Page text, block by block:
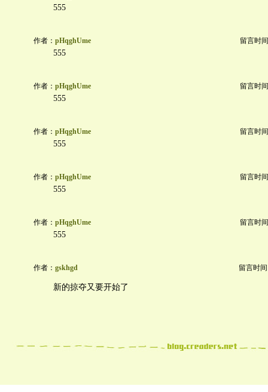
555
作者： pHqghUme 留言时
555
作者： pHqghUme 留言时
555
作者： pHqghUme 留言时
555
作者： pHqghUme 留言时
555
作者： pHqghUme 留言时
555
作者： gskhgd 留言时间
新的掠夺又要开始了